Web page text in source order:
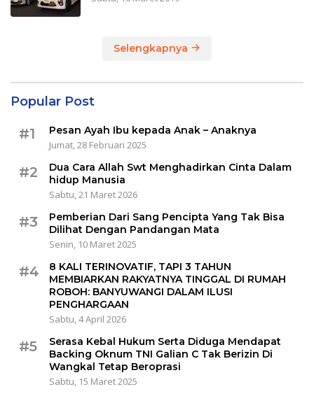
Selengkapnya
Popular Post
#1
Pesan Ayah Ibu kepada Anak – Anaknya
Jumat, 28 Februari 2025
#2
Dua Cara Allah Swt Menghadirkan Cinta Dalam
hidup Manusia
Sabtu, 21 Maret 2026
#3
Pemberian Dari Sang Pencipta Yang Tak Bisa
Dilihat Dengan Pandangan Mata
Senin, 10 Maret 2025
#4
8 KALI TERINOVATIF, TAPI 3 TAHUN
MEMBIARKAN RAKYATNYA TINGGAL DI RUMAH
ROBOH: BANYUWANGI DALAM ILUSI
PENGHARGAAN
Sabtu, 4 April 2026
#5
Serasa Kebal Hukum Serta Diduga Mendapat
Backing Oknum TNI Galian C Tak Berizin Di
Wangkal Tetap Beroprasi
Sabtu, 15 Maret 2025